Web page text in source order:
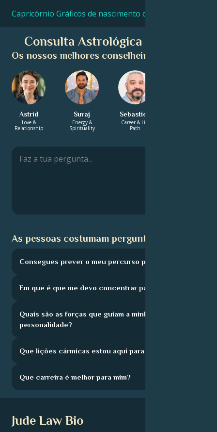
Capricórnio Gráficos de nascimento de celebridades
Consulta Astrológica Gratuita
Os nossos melhores conselheiros:
Astrid
Love &
Relationship
Suraj
Energy &
Spirituality
Sebastien
Career & Life
Path
As pessoas costumam perguntar:
Consegues prever o meu percurso profissional?
Em que é que me devo concentrar para crescer?
Quais são as forças que guiam a minha
personalidade?
Que lições cármicas estou aqui para aprender?
Que carreira é melhor para mim?
Jude Law Bio